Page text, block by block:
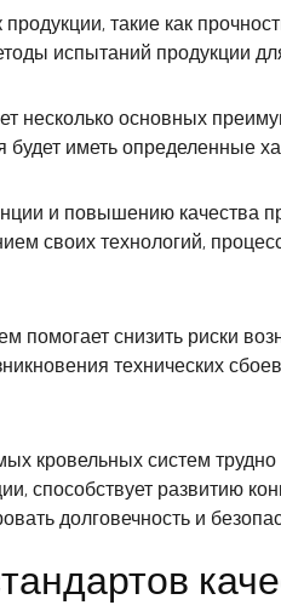
такие как
испытаний продукции
несколько основных
будет иметь
и повышению качества
своих технологий,
помогает снизить риски
технических
кровельных систем
способствует развитию
долговечность и